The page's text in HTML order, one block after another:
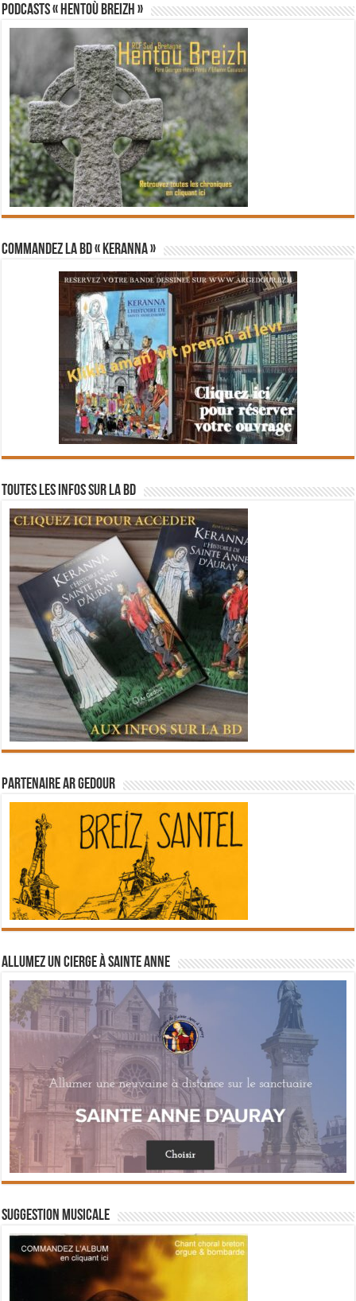
PODCASTS « Hentoù Breizh »
Commandez la BD « Keranna »
Toutes les infos sur la BD
Partenaire Ar Gedour
Allumez un cierge à Sainte Anne
Suggestion musicale